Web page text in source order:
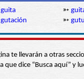
guita ➳
gutación ➳
te llevarán a otras
que dice “Busca